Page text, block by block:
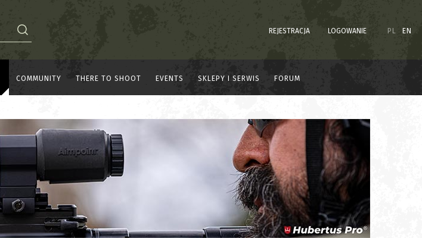
REJESTRACJA LOGOWANIE PL EN
COMMUNITY THERE TO SHOOT EVENTS SKLEPY I SERWIS FORUM